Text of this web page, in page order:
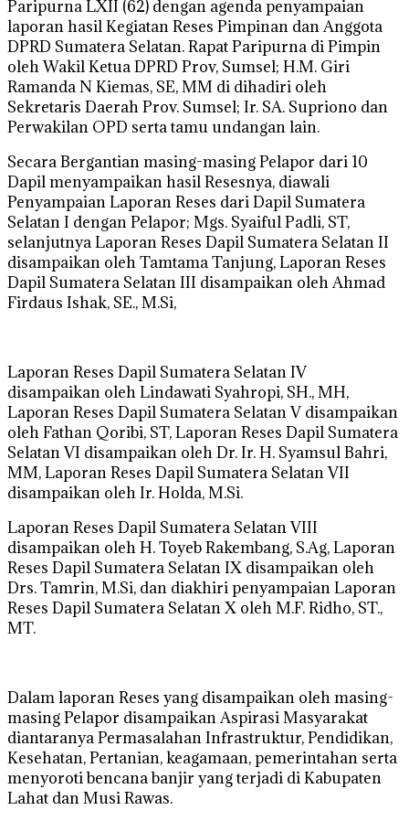
Paripurna LXII (62) dengan agenda penyampaian
laporan hasil Kegiatan Reses Pimpinan dan Anggota
DPRD Sumatera Selatan. Rapat Paripurna di Pimpin
oleh Wakil Ketua DPRD Prov, Sumsel; H.M. Giri
Ramanda N Kiemas, SE, MM di dihadiri oleh
Sekretaris Daerah Prov. Sumsel; Ir. SA. Supriono dan
Perwakilan OPD serta tamu undangan lain.
Secara Bergantian masing-masing Pelapor dari 10
Dapil menyampaikan hasil Resesnya, diawali
Penyampaian Laporan Reses dari Dapil Sumatera
Selatan I dengan Pelapor; Mgs. Syaiful Padli, ST,
selanjutnya Laporan Reses Dapil Sumatera Selatan II
disampaikan oleh Tamtama Tanjung, Laporan Reses
Dapil Sumatera Selatan III disampaikan oleh Ahmad
Firdaus Ishak, SE., M.Si,
Laporan Reses Dapil Sumatera Selatan IV
disampaikan oleh Lindawati Syahropi, SH., MH,
Laporan Reses Dapil Sumatera Selatan V disampaikan
oleh Fathan Qoribi, ST, Laporan Reses Dapil Sumatera
Selatan VI disampaikan oleh Dr. Ir. H. Syamsul Bahri,
MM, Laporan Reses Dapil Sumatera Selatan VII
disampaikan oleh Ir. Holda, M.Si.
Laporan Reses Dapil Sumatera Selatan VIII
disampaikan oleh H. Toyeb Rakembang, S.Ag, Laporan
Reses Dapil Sumatera Selatan IX disampaikan oleh
Drs. Tamrin, M.Si, dan diakhiri penyampaian Laporan
Reses Dapil Sumatera Selatan X oleh M.F. Ridho, ST.,
MT.
Dalam laporan Reses yang disampaikan oleh masing-
masing Pelapor disampaikan Aspirasi Masyarakat
diantaranya Permasalahan Infrastruktur, Pendidikan,
Kesehatan, Pertanian, keagamaan, pemerintahan serta
menyoroti bencana banjir yang terjadi di Kabupaten
Lahat dan Musi Rawas.